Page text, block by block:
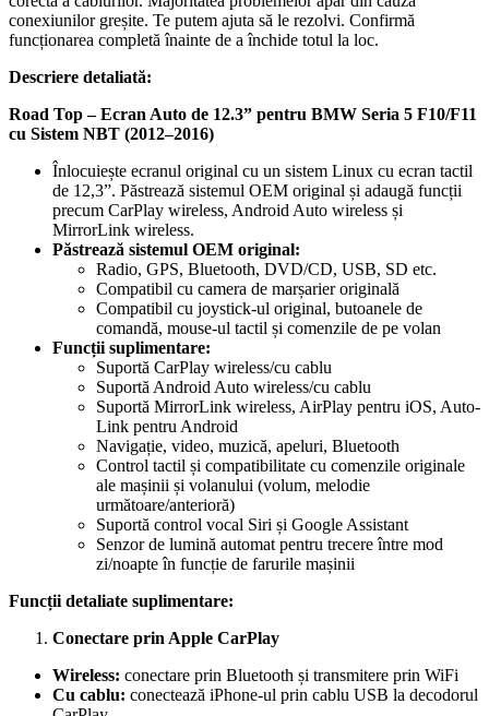
conexiunilor greșite. Te putem ajuta să le rezolvi. Confirmă
funcționarea completă înainte de a închide totul la loc.
Descriere detaliată:
Road Top – Ecran Auto de 12.3” pentru BMW Seria 5 F10/F11
cu Sistem NBT (2012–2016)
Înlocuiește ecranul original cu un sistem Linux cu ecran tactil
de 12,3”. Păstrează sistemul OEM original și adaugă funcții
precum CarPlay wireless, Android Auto wireless și
MirrorLink wireless.
Păstrează sistemul OEM original:
Radio, GPS, Bluetooth, DVD/CD, USB, SD etc.
Compatibil cu camera de marșarier originală
Compatibil cu joystick-ul original, butoanele de
comandă, mouse-ul tactil și comenzile de pe volan
Funcții suplimentare:
Suportă CarPlay wireless/cu cablu
Suportă Android Auto wireless/cu cablu
Suportă MirrorLink wireless, AirPlay pentru iOS, Auto-
Link pentru Android
Navigație, video, muzică, apeluri, Bluetooth
Control tactil și compatibilitate cu comenzile originale
ale mașinii și volanului (volum, melodie
următoare/anterioră)
Suportă control vocal Siri și Google Assistant
Senzor de lumină automat pentru trecere între mod
zi/noapte în funcție de farurile mașinii
Funcții detaliate suplimentare:
Conectare prin Apple CarPlay
Wireless: conectare prin Bluetooth și transmitere prin WiFi
Cu cablu: conectează iPhone-ul prin cablu USB la decodorul